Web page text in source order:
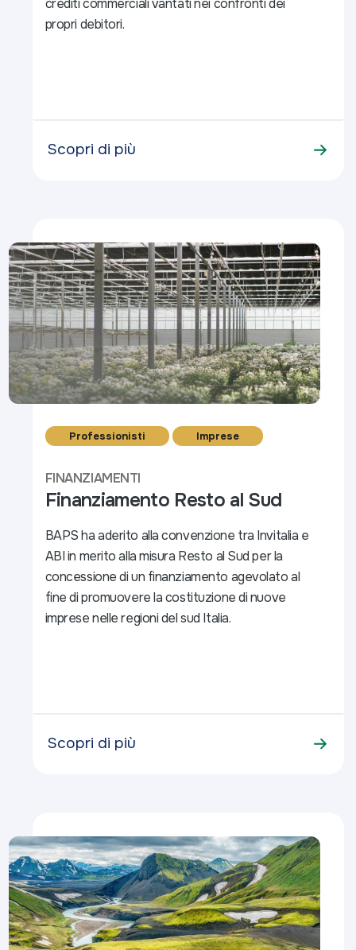
crediti commerciali vantati nei confronti dei
propri debitori.
Scopri di più
Professionisti Imprese
FINANZIAMENTI
Finanziamento Resto al Sud
BAPS ha aderito alla convenzione tra Invitalia e
ABI in merito alla misura Resto al Sud per la
concessione di un finanziamento agevolato al
fine di promuovere la costituzione di nuove
imprese nelle regioni del sud Italia.
Scopri di più